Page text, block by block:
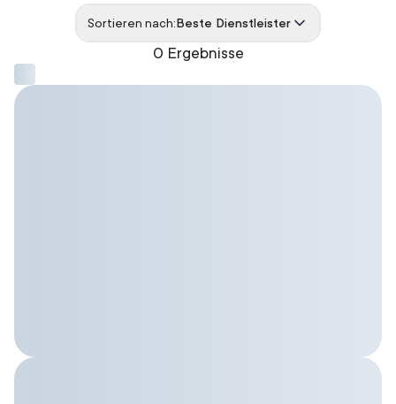
0 Ergebnisse
Sortieren nach:Beste Dienstleister